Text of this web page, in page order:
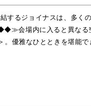
結するジョイナスは、
場内に入ると異なる
優雅なひとときを堪能